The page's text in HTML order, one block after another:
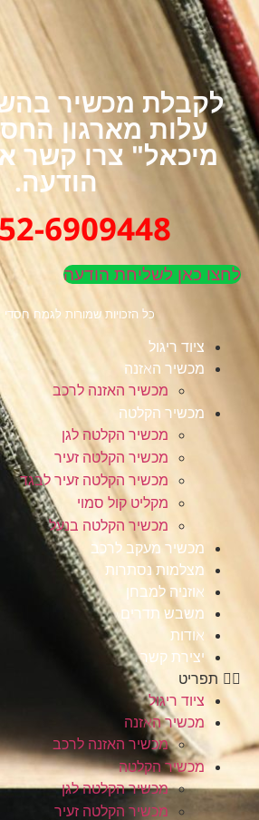
לקבלת מכשיר
עלות מארגון
מיכאל" צרו קשר
הודעה.
6909448 📞
לחצו כאן לשליחת הודעה
כל הזכויות שמורות לגמח
ציוד ריגול
מכשיר האזנה
מכשיר האזנה לרכב
מכשיר הקלטה
מכשיר הקלטה לגן
מכשיר הקלטה זעיר
מכשיר הקלטה זעיר לבגד
מקליט קול סמוי
מכשיר הקלטה בנעל
מכשיר מעקב לרכב
מצלמות נסתרות
אוזניה למבחן
משבש תדרים
אודות
יצירת קשר
תפריט
ציוד ריגול
מכשיר האזנה
מכשיר האזנה לרכב
מכשיר הקלטה
מכשיר הקלטה לגן
מכשיר הקלטה זעיר